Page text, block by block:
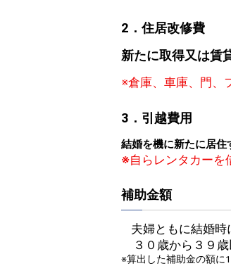
2．住居改修費
新たに取得又は賃
※倉庫、車庫、門、
3．引越費用
結婚を機に新たに居住
※自らレンタカーを
補助金額
夫婦ともに結婚
３０歳から３
※算出した補助金の額に